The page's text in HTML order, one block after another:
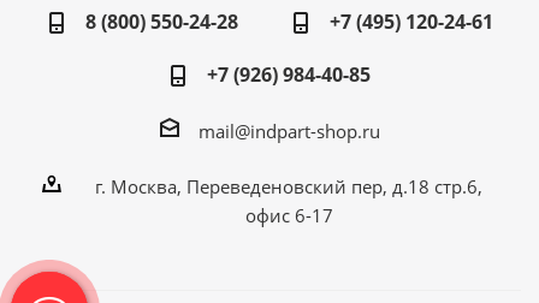
8 (800) 550-24-28
+7 (495) 120-24-61
+7 (926) 984-40-85
mail@indpart-shop.ru
г. Москва, Переведеновский пер, д.18 стр.6,
офис 6-17